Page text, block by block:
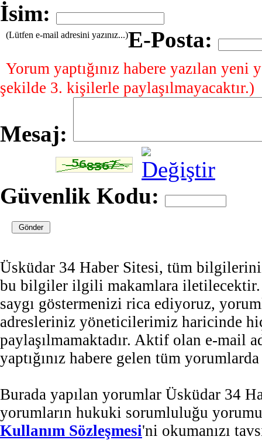
İsim:
E-Posta:
(Lütfen e-mail adresini yazınız...)
Yorum yaptığınız habere yazılan
şekilde 3. kişilerle paylaşılmayacaktır.)
Mesaj:
Güvenlik Kodu:
Üsküdar 34 Haber Sitesi, tüm
bu bilgiler ilgili makamlara iletilecektir.
saygı göstermenizi rica ediyoruz,
adresleriniz yöneticilerimiz haricinde
paylaşılmamaktadır. Aktif olan e-mail
yaptığınız habere gelen tüm
Burada yapılan yorumlar Üsküdar 34
yorumların hukuki sorumluluğu
Kullanım Sözleşmesi'ni okumanızı